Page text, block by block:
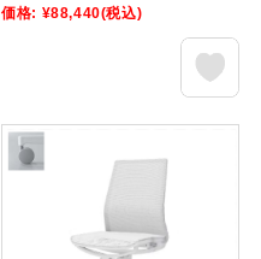
価格: ¥88,440(税込)